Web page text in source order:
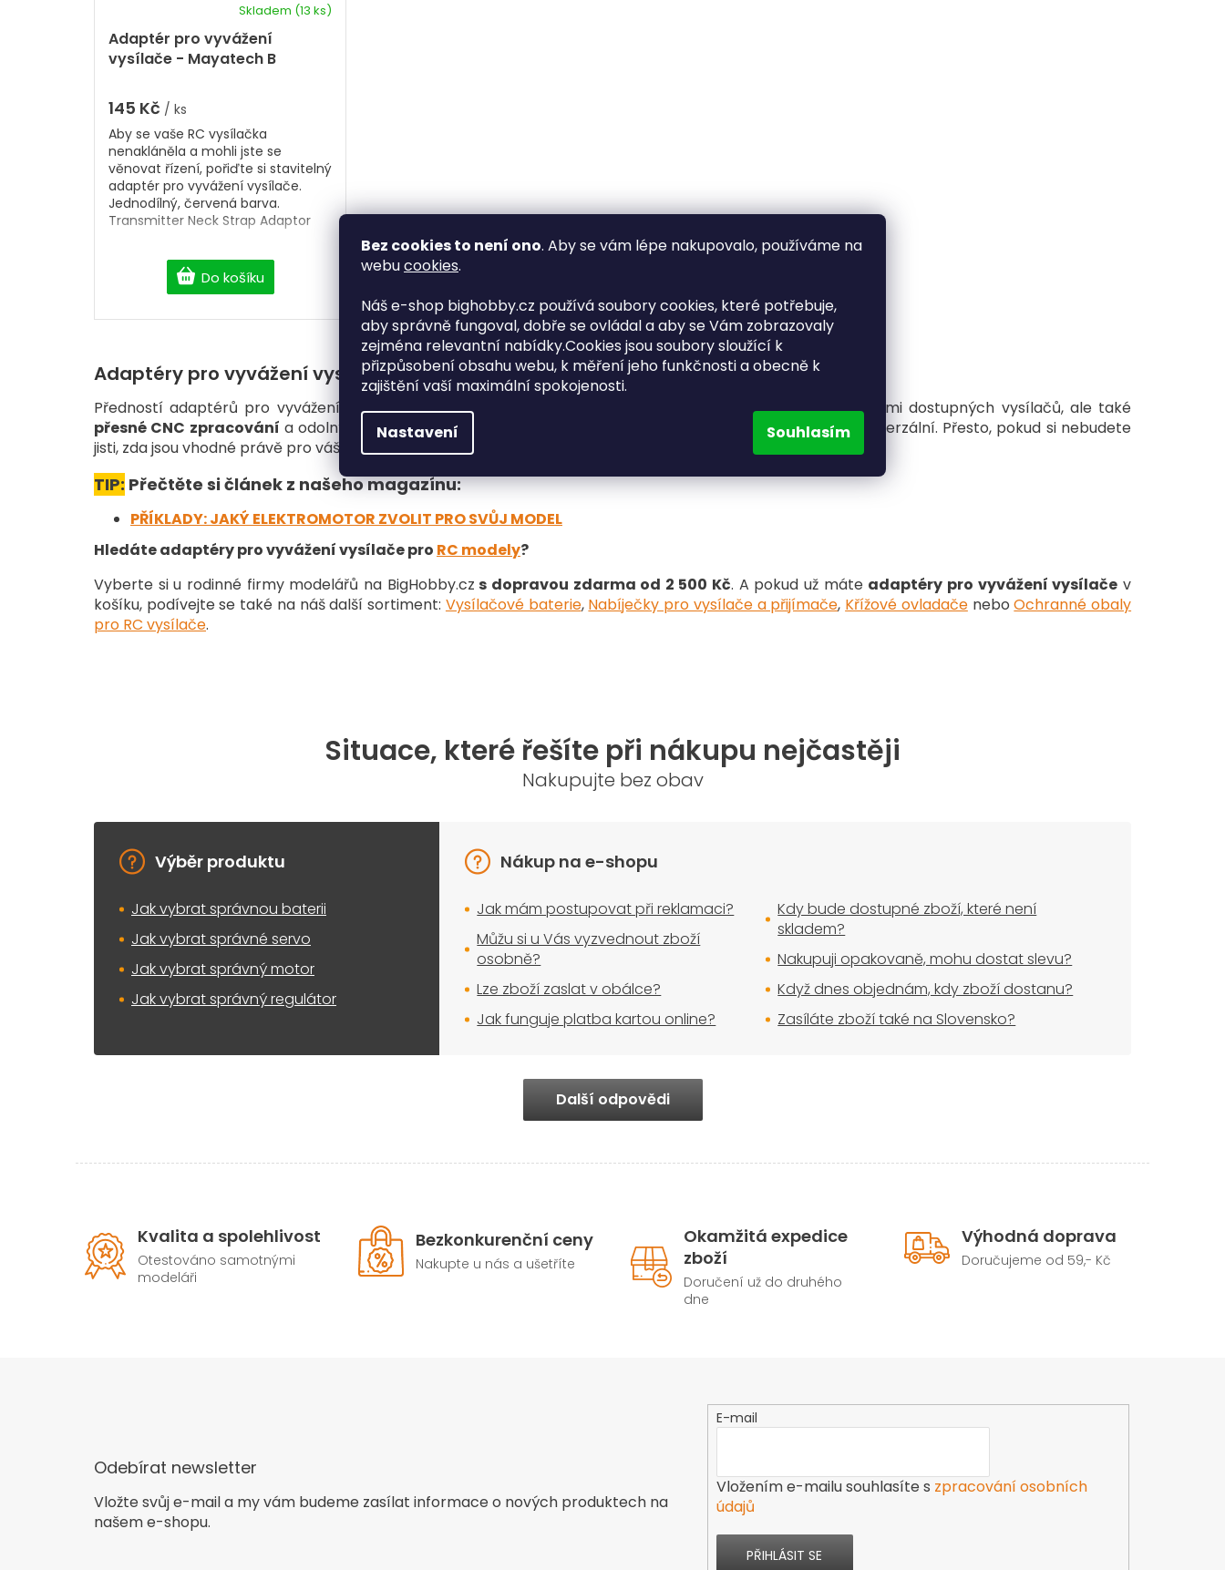
Bez cookies to není ono. Aby se vám lépe nakupovalo, používáme na
webucookies.
Náš e-shop bighobby.cz používá soubory cookies, které potřebuje,
aby správně fungoval, dobře se ovládal a aby se Vám zobrazovaly
zejména relevantní nabídky.Cookies jsou soubory sloužící k
přizpůsobení obsahu webu, k měření jeho funkčnosti a obecně k
zajištění vaší maximální spokojenosti.
Nastavení Souhlasím
Adaptér pro vyvážení
vysílače - Mayatech B
Skladem (13 ks)
145 Kč / ks
Do košíku
Aby se vaše RC vysílačka
nenakláněla a mohli jste se
věnovat řízení, pořiďte si stavitelný
adaptér pro vyvážení vysílače.
Jednodílný, červená barva.
Transmitter Neck Strap Adaptor
O
v
l
á
p
ý
p
Adaptéry pro vyvážení vysílače
Předností adaptérů pro vyvážení od BigHobby je především jejich
s mnoha typy a značkami dostupných vysílačů, ale také
přesné CNC zpracování a odolný eloxovaný povrch. Adaptéry od nás jsou jednoduše stavitelné a velmi univerzální. Přesto, pokud si nebudete
jisti, zda jsou vhodné právě pro váš typ RC vysílače,ozvěte se nám
TIP: Přečtěte si článek z našeho magazínu:
PŘÍKLADY: JAKÝ ELEKTROMOTOR ZVOLIT PRO SVŮJ MODEL
Hledáte adaptéry pro vyvážení vysílače pro RC modely?
Vyberte si u rodinné firmy modelářů na BigHobby.cz s dopravou zdarma od 2 500 Kč. A pokud už máte adaptéry pro vyvážení vysílače v
košíku, podívejte se také na náš další sortiment: Vysílačové baterie, Nabíječky pro vysílače a přijímače, Křížové ovladačeneboOchranné obaly
pro RC vysílače.
Situace, které řešíte při nákupu nejčastěji
Nakupujte bez obav
Výběr produktu
Jak vybrat správnou baterii
Jak vybrat správné servo
Jak vybrat správný motor
Jak vybrat správný regulátor
Nákup na e-shopu
Jak mám postupovat při reklamaci?
Můžu si u Vás vyzvednout zboží
osobně?
Lze zboží zaslat v obálce?
Jak funguje platba kartou online?
Kdy bude dostupné zboží, které není
skladem?
Nakupuji opakovaně, mohu dostat slevu?
Když dnes objednám, kdy zboží dostanu?
Zasíláte zboží také na Slovensko?
Další odpovědi
Kvalita a spolehlivost
Otestováno samotnými
modeláři
Bezkonkurenční ceny
Nakupte u nás a ušetříte
Okamžitá expedice
zboží
Doručení už do druhého
dne
Výhodná doprava
Doručujeme od 59,- Kč
Odebírat newsletter
Vložte svůj e-mail a my vám budeme zasílat informace o nových produktech na
našem e-shopu.
E-mail
Vložením e-mailu souhlasíte s zpracování osobních
údajů
PŘIHLÁSIT SE